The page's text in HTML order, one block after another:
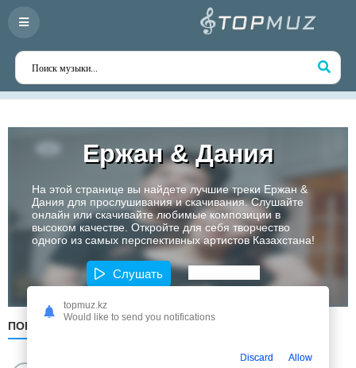
Ержан & Дания
На этой странице вы найдете лучшие треки Ержан &
Дания для прослушивания и скачивания. Слушайте
онлайн или скачивайте любимые композиции в
высоком качестве. Откройте для себя творчество
одного из самых перспективных артистов Казахстана!
Слушать
ПОПУЛЯРНЫЕ ПО ДАТЕ
topmuz.kz
Would like to send you notifications
Discard Allow